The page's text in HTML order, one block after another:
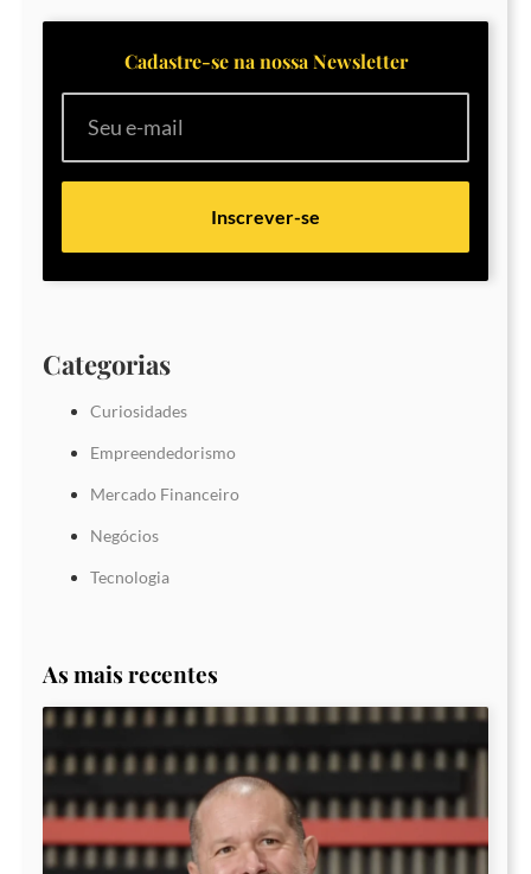
Cadastre-se na nossa Newsletter
Inscrever-se
Categorias
Curiosidades
Empreendedorismo
Mercado Financeiro
Negócios
Tecnologia
As mais recentes